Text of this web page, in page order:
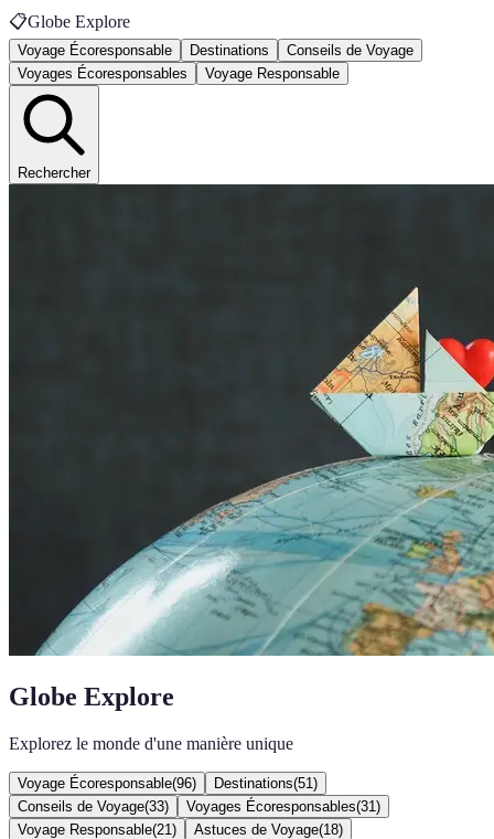
📋Globe Explore
Voyage Écoresponsable Destinations
Conseils de Voyage
Voyages Écoresponsables
Voyage Responsable
Rechercher
Globe Explore
Explorez le monde d'une manière unique
Voyage Écoresponsable(96) Destinations(51 )
Conseils de Voyage(33) Voyages Écoresponsables(31 )
Voyage Responsable(21 ) Astuces de Voyage(18)